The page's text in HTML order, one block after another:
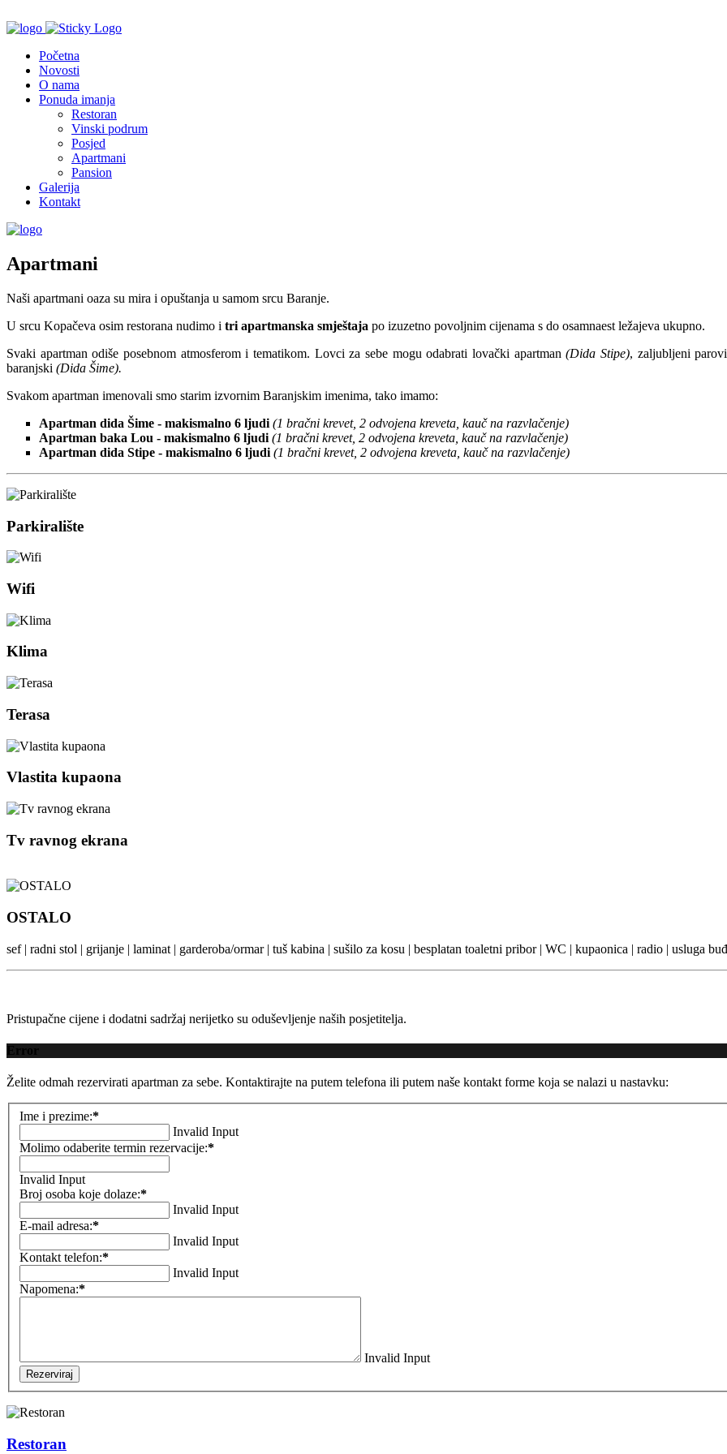
Početna
Novosti
O nama
Ponuda imanja
Restoran
Vinski podrum
Posjed
Apartmani
Pansion
Galerija
Kontakt
Apartmani
Naši apartmani oaza su mira i opuštanja u samom srcu Baranje.
U srcu Kopačeva osim restorana nudimo i tri apartmanska smještaja po izuzetno povoljnim cijenama s do osamnaest ležajeva ukupno.
Svaki apartman odiše posebnom atmosferom i tematikom. Lovci za sebe mogu odabrati lovački apartman(Dida Stipe), zaljubljeni
baranjski (Dida Šime).
Svakom apartman imenovali smo starim izvornim Baranjskim imenima, tako imamo:
Apartman dida Šime - makismalno 6 ljudi (1 bračni krevet, 2 odvojena kreveta, kauč na razvlačenje)
Apartman baka Lou - makismalno 6 ljudi (1 bračni krevet, 2 odvojena kreveta, kauč na razvlačenje)
Apartman dida Stipe - makismalno 6 ljudi (1 bračni krevet, 2 odvojena kreveta, kauč na razvlačenje)
Parkiralište
Wifi
Klima
Terasa
Vlastita kupaona
Tv ravnog ekrana
OSTALO
sef | radni stol | grijanje | laminat | garderoba/ormar | tuš kabina | sušilo za kosu | besplatan toaletni pribor | WC | kupaonica | radio | usluga
Pristupačne cijene i dodatni sadržaj nerijetko su oduševljenje naših posjetitelja.
Error
Želite odmah rezervirati apartman za sebe. Kontaktirajte na putem telefona ili putem naše kontakt forme koja se nalazi u nastavku:
Ime i prezime:*
Invalid Input
Molimo odaberite termin rezervacije:*
Invalid Input
Broj osoba koje dolaze:*
Invalid Input
E-mail adresa:*
Invalid Input
Kontakt telefon:*
Invalid Input
Napomena:*
Invalid Input
Rezerviraj
Restoran